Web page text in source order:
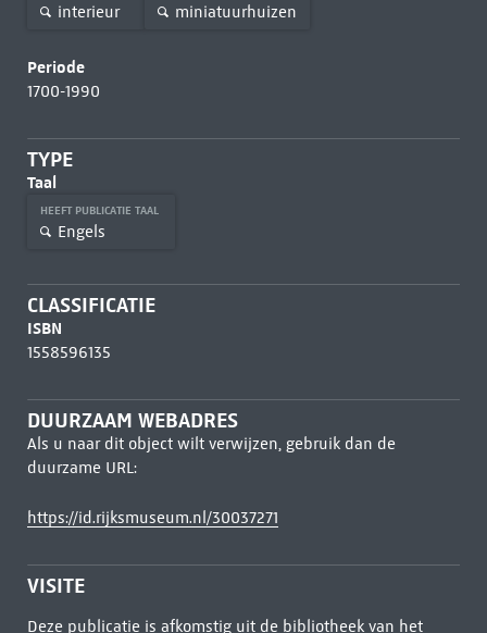
interieur miniatuurhuizen
Periode
1700-1990
TYPE
Taal
HEEFT PUBLICATIE TAAL
Engels
CLASSIFICATIE
ISBN
1558596135
DUURZAAM WEBADRES
Als u naar dit object wilt verwijzen, gebruik dan de
duurzame URL:
https://id.rijksmuseum.nl/30037271
VISITE
Deze publicatie is afkomstig uit de bibliotheek van het